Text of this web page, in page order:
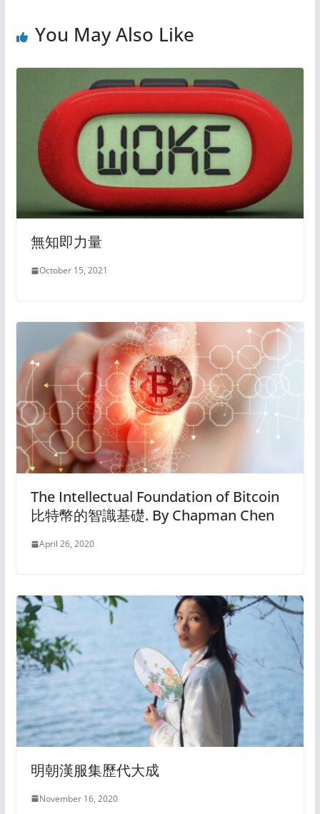
You May Also Like
無知即力量
October 15, 2021
The Intellectual Foundation of Bitcoin
比特幣的智識基礎. By Chapman Chen
April 26, 2020
明朝漢服集歷代大成
November 16, 2020